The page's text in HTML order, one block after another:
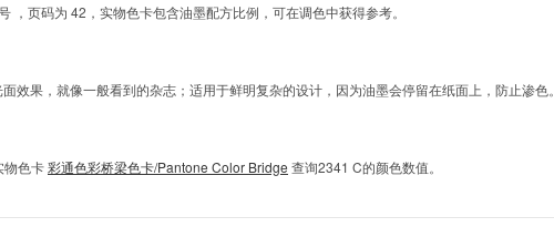
，页码为 42，实物色卡包含油墨配方比例，可在调色中获得参考。
效果，就像一般看到的杂志；适用于鲜明复杂的设计，因为油墨会停留在纸面上，防止渗色。
物色卡彩通色彩桥梁色卡/Pantone Color Bridge 查询2341 C的颜色数值。